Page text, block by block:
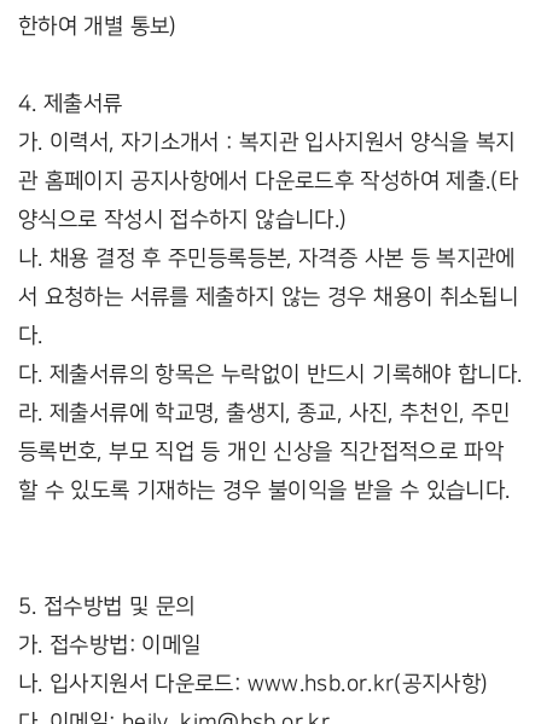
한하여 개별 통보)
4. 제출서류
가. 이력서, 자기소개서 : 복지관 입사지원서 양식을 복지
관 홈페이지 공지사항에서 다운로드후 작성하여 제출.(타
양식으로 작성시 접수하지 않습니다.)
나. 채용 결정 후 주민등록등본, 자격증 사본 등 복지관에
서 요청하는 서류를 제출하지 않는 경우 채용이 취소됩니
다.
다. 제출서류의 항목은 누락없이 반드시 기록해야 합니다.
라. 제출서류에 학교명, 출생지, 종교, 사진, 추천인, 주민
등록번호, 부모 직업 등 개인 신상을 직간접적으로 파악
할 수 있도록 기재하는 경우 불이익을 받을 수 있습니다.
5. 접수방법 및 문의
가. 접수방법: 이메일
나. 입사지원서 다운로드: www.hsb.or.kr(공지사항)